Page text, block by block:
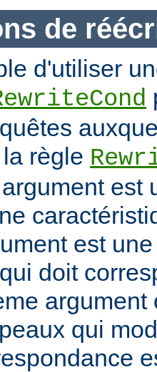
de
d'utiliser
règle
est
est
qui doit
qui